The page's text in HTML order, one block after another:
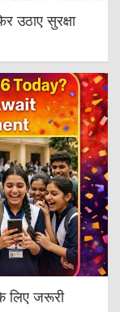
उठाए सुरक्षा
लिए जरूरी